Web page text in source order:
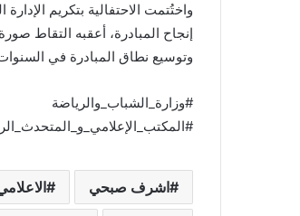
واختُتمت الاحتفالية بتكريم
إنجاح المبادرة، أعقبه التقاط
وتوسيع نطاق المبادرة في
#وزارة_الشباب_والرياضة
اشرف صبحي